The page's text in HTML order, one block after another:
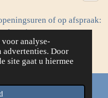
analyse-
advertenties. Door
site gaat u hiermee
of op afspraak: